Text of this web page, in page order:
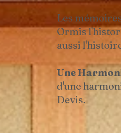
Les
Ormis
aussi
Une
d'une
Devis.